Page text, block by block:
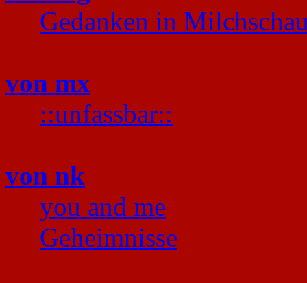
Gedanken in
von mx
::unfassbar::
von nk
you and me
Geheimnisse